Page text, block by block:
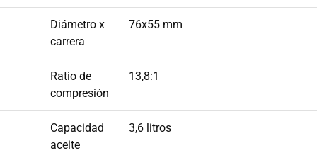
Diámetro x
carrera
76x55 mm
Ratio de
compresión
13,8:1
Capacidad
aceite
3,6 litros